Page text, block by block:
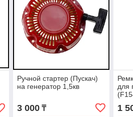
Ручной стартер (Пускач)
на генератор 1,5кв
3 000₸
для
1